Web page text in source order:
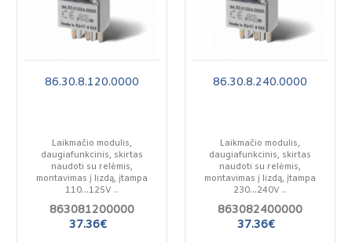
86.30.8.120.0000
Laikmačio modulis,
daugiafunkcinis, skirtas
naudoti su relėmis,
montavimas į lizdą, įtampa
110…125V ..
863081200000
37.36€
86.30.8.240.0000
Laikmačio modulis,
daugiafunkcinis, skirtas
naudoti su relėmis,
montavimas į lizdą, įtampa
230…240V ..
863082400000
37.36€